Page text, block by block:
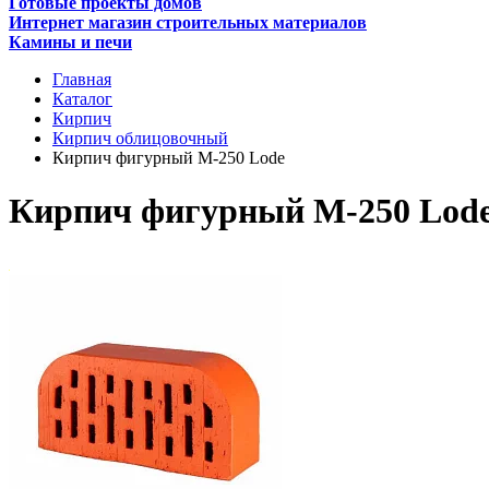
Интернет магазин строительных материалов
Камины и печи
Главная
Каталог
Кирпич
Кирпич облицовочный
Кирпич фигурный М-250 Lode
Кирпич фигурный М-250